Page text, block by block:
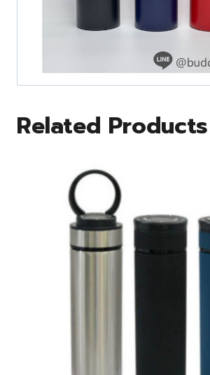
Related Products